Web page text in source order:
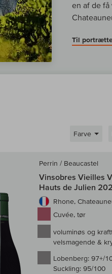
en af de
Til
Farve
Perrin / Beaucastel
Vinsobres Vieilles
Hauts de Julien
Rhone,
Cuvée, tør
voluminøs og
velsmagende &
Lobenberg: 97+/
Suckling: 95/100